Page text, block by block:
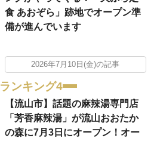
食 あおぞら」跡地でオープン準
備が進んでいます
2026年7月10日(金)の記事
ランキング4
【流山市】話題の麻辣湯専門店
「芳香麻辣湯」が流山おおたか
の森に7月3日にオープン！オー